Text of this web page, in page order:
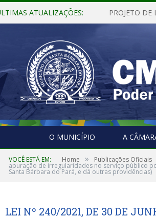
ATUALIZAÇÕES:
O MUNICÍPIO A
VOCÊ ESTÁ EM: Home » Publicações Oficiais
apuração de irregularidades no serviço público
Santa Bárbara do Pará, e dá outras providências)
LEI Nº 240/2021, DE 30 DE